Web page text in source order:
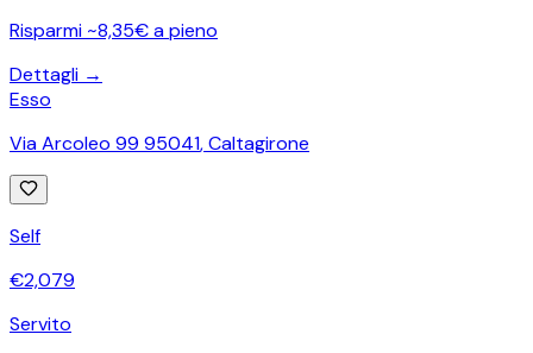
Risparmi ~8,35€ a pieno
Dettagli →
Esso
Via Arcoleo 99 95041,Caltagirone
Self
€2,079
Servito